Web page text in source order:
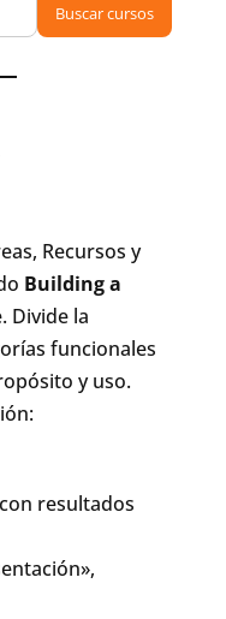
Buscar cursos
Recursos y
Building a
Divide la
funcionales
y uso.
resultados